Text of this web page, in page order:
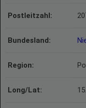
Postleitzahl:
Bundesland:
Region:
Long/Lat: